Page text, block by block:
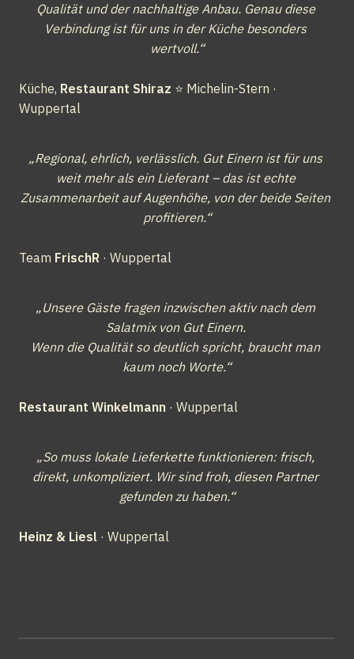
Qualität und der nachhaltige Anbau. Genau diese
Verbindung ist für uns in der Küche besonders
wertvoll.“
Küche, Restaurant Shiraz ⭐ Michelin-Stern ·
Wuppertal
„Regional, ehrlich, verlässlich. Gut Einern ist für uns
weit mehr als ein Lieferant – das ist echte
Zusammenarbeit auf Augenhöhe, von der beide Seiten
profitieren.“
Team FrischR · Wuppertal
„Unsere Gäste fragen inzwischen aktiv nach dem
Salatmix von Gut Einern.
Wenn die Qualität so deutlich spricht, braucht man
kaum noch Worte.“
Restaurant Winkelmann · Wuppertal
„So muss lokale Lieferkette funktionieren: frisch,
direkt, unkompliziert. Wir sind froh, diesen Partner
gefunden zu haben.“
Heinz & Liesl · Wuppertal